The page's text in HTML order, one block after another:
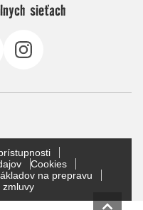
sieťach
Cookies
na prepravu
zmluvy